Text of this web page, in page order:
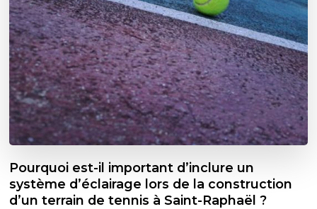
Pourquoi est-il important d’inclure un
système d’éclairage lors de la construction
d’un terrain de tennis à Saint-Raphaël ?